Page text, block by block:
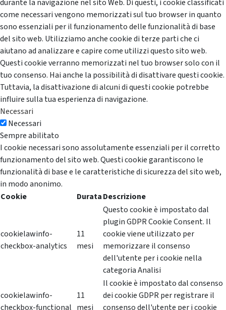
durante la navigazione nel sito Web. Di questi, i cookie classificati
come necessari vengono memorizzati sul tuo browser in quanto
sono essenziali per il funzionamento delle funzionalità di base
del sito web. Utilizziamo anche cookie di terze parti che ci
aiutano ad analizzare e capire come utilizzi questo sito web.
Questi cookie verranno memorizzati nel tuo browser solo con il
tuo consenso. Hai anche la possibilità di disattivare questi cookie.
Tuttavia, la disattivazione di alcuni di questi cookie potrebbe
influire sulla tua esperienza di navigazione.
Necessari
Necessari
Sempre abilitato
I cookie necessari sono assolutamente essenziali per il corretto
funzionamento del sito web. Questi cookie garantiscono le
funzionalità di base e le caratteristiche di sicurezza del sito web,
in modo anonimo.
Cookie
DurataDescrizione
cookielawinfo-
checkbox-analytics
11
mesi
Questo cookie è impostato dal
plugin GDPR Cookie Consent. Il
cookie viene utilizzato per
memorizzare il consenso
dell'utente per i cookie nella
categoria Analisi
cookielawinfo-
checkbox-functional
11
mesi
Il cookie è impostato dal consenso
dei cookie GDPR per registrare il
consenso dell'utente per i cookie